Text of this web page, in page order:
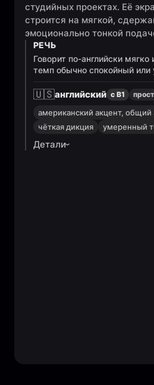
студийных проектах. Её
строится на мягкой,
эмоционально тонкой
РЕЧЬ
Говорит по-английски мягко
темп обычно спокойный
🇺🇸английский с B1
американский акцент, общий
чёткая дикция
умеренный
Детали